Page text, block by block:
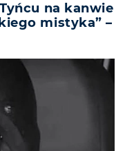
na kanwie
mistyka” –